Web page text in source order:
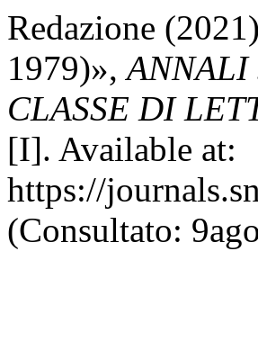
Redazione
1979)»,ANNALI
CLASSE DI
[I]. Available at:
https://
(Consultato: